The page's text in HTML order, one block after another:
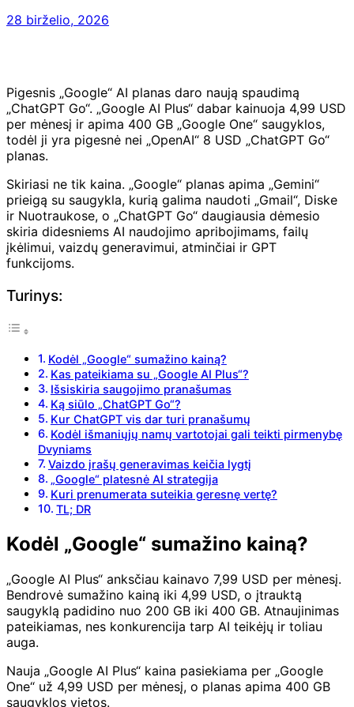
28 birželio, 2026
Pigesnis „Google“ AI planas daro naują spaudimą
„ChatGPT Go“. „Google AI Plus“ dabar kainuoja 4,99 USD
per mėnesį ir apima 400 GB „Google One“ saugyklos,
todėl ji yra pigesnė nei „OpenAI“ 8 USD „ChatGPT Go“
planas.
Skiriasi ne tik kaina. „Google“ planas apima „Gemini“
prieigą su saugykla, kurią galima naudoti „Gmail“, Diske
ir Nuotraukose, o „ChatGPT Go“ daugiausia dėmesio
skiria didesniems AI naudojimo apribojimams, failų
įkėlimui, vaizdų generavimui, atminčiai ir GPT
funkcijoms.
Turinys:
Kodėl „Google“ sumažino kainą?
Kas pateikiama su „Google AI Plus“?
Išsiskiria saugojimo pranašumas
Ką siūlo „ChatGPT Go“?
Kur ChatGPT vis dar turi pranašumų
Kodėl išmaniųjų namų vartotojai gali teikti pirmenybę
Dvyniams
Vaizdo įrašų generavimas keičia lygtį
„Google“ platesnė AI strategija
Kuri prenumerata suteikia geresnę vertę?
TL; DR
Kodėl „Google“ sumažino kainą?
„Google AI Plus“ anksčiau kainavo 7,99 USD per mėnesį.
Bendrovė sumažino kainą iki 4,99 USD, o įtrauktą
saugyklą padidino nuo 200 GB iki 400 GB. Atnaujinimas
pateikiamas, nes konkurencija tarp AI teikėjų ir toliau
auga.
Nauja „Google AI Plus“ kaina pasiekiama per „Google
One“ už 4,99 USD per mėnesį, o planas apima 400 GB
saugyklos vietos.